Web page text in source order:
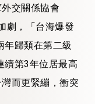
交關係協會
劇，「台海爆發
年歸類在第二級
續第3年位居最高
而更緊繃，衝突